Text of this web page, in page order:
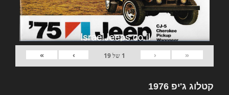
«
‹
1 של19
›
»
קטלוג ג'יפ 1976